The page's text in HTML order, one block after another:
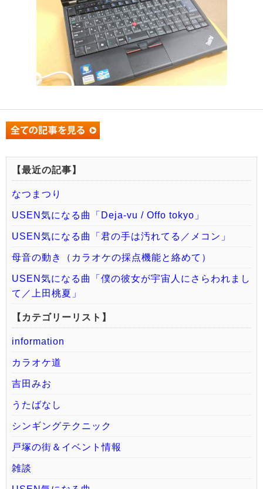
【最近の記事】
なつまつり
USEN気になる曲「Deja-vu / Offo tokyo」
USEN気になる曲「君の手は汚れてる／メコン」
母音の動き（カラオケの採点機能と絡めて）
USEN気になる曲「僕の彼女が宇宙人にさらわれまし
て／上田桃夏」
【カテゴリーリスト】
information
カラオケ道
吉田みお
うたばなし
シンギングテクニック
戸塚の街＆イベント情報
雑談